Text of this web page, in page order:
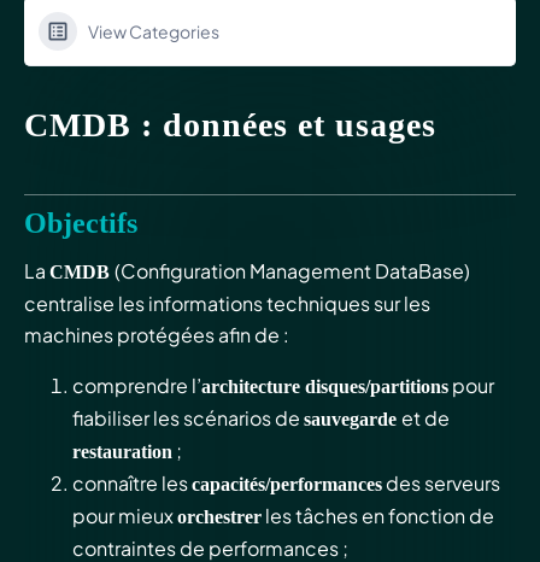
View Categories
CMDB : données et usages
Objectifs
La CMDB (Configuration Management DataBase)
centralise les informations techniques sur les
machines protégées afin de :
comprendre l’architecture disques/partitions pour
fiabiliser les scénarios de sauvegarde et de
restauration ;
connaître lescapacités/performances des serveurs
pour mieuxorchestrer les tâches en fonction de
contraintes de performances ;